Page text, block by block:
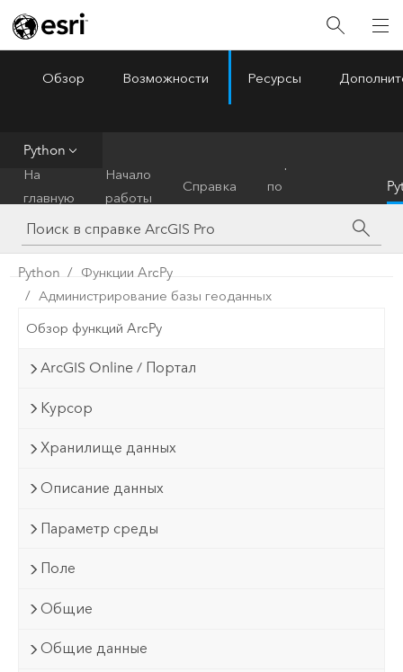
ArcGIS Pro
Обзор Возможности Ресурсы
Python
На
главную
Начало
работы
Справка
по
инструментам
Python
Функции ArcPy
Администрирование базы геоданных
Обзор функций ArcPy
ArcGIS Online / Портал
Курсор
Хранилище данных
Описание данных
Параметр среды
Поле
Общие
Общие данные